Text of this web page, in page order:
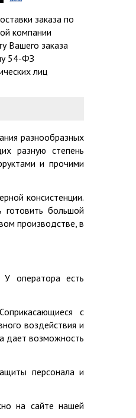
заказа по
компании
Вашего заказа
54-ФЗ
лиц
разнообразных
разную степень
и прочими
консистенции.
большой
производстве, в
оператора есть
с
воздействия и
дает возможность
персонала и
на сайте нашей